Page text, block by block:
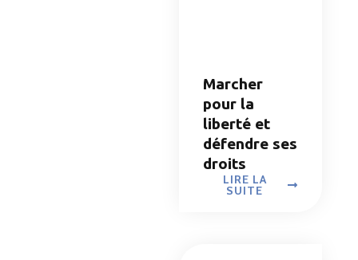
Marcher
pour la
liberté et
défendre ses
droits
LIRE LA
SUITE